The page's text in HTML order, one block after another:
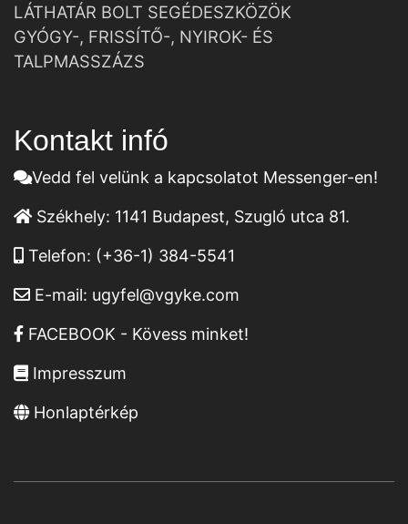
LÁTHATÁR BOLT SEGÉDESZKÖZÖK
GYÓGY-, FRISSÍTŐ-, NYIROK- ÉS
TALPMASSZÁZS
Kontakt infó
Vedd fel velünk a kapcsolatot Messenger-en!
Székhely: 1141 Budapest, Szugló utca 81.
Telefon: (+36-1) 384-5541
E-mail: ugyfel@vgyke.com
FACEBOOK - Kövess minket!
Impresszum
Honlaptérkép